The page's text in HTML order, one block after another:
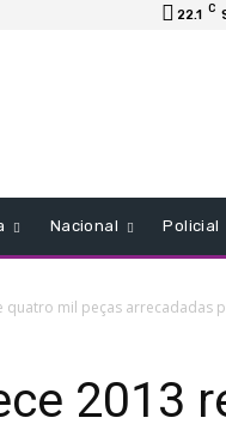
22.1 C
Nacional Policial
quatro mil peças arrecadadas
2013